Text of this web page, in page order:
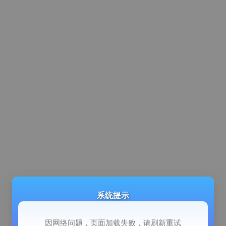
系统提示
因网络问题，页面加载失败，请刷新重试